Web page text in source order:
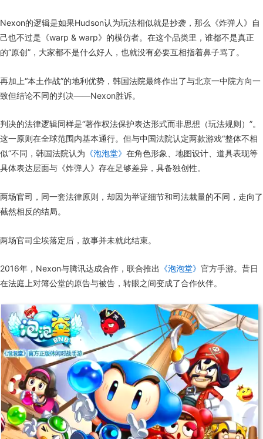
Nexon的逻辑是如果Hudson认为玩法相似就是抄袭，那么《炸弹人》自
己也不过是《warp & warp》的模仿者。在这个品类里，谁都不是真正
的“原创”，大家都不是什么好人，也就没有必要互相指着鼻子骂了。
再加上“本土作战”的地利优势，韩国法院最终作出了与北京一中院方向一
致但结论不同的判决——Nexon胜诉。
判决的法律逻辑同样是“著作权法保护表达形式而非思想（玩法规则）”。
这一原则在全球范围内基本通行。但与中国法院认定两款游戏“整体不相
似”不同，韩国法院认为 《泡泡堂》 在角色形象、地图设计、道具表现等
具体表达层面与《炸弹人》存在足够差异，具备独创性。
两场官司，同一套法律原则，却因为举证细节和司法裁量的不同，走向了
截然相反的结局。
两场官司尘埃落定后，故事并未就此结束。
2016年，Nexon与腾讯达成合作，联合推出 《泡泡堂》 官方手游。昔日
在法庭上对簿公堂的原告与被告，转眼之间变成了合作伙伴。